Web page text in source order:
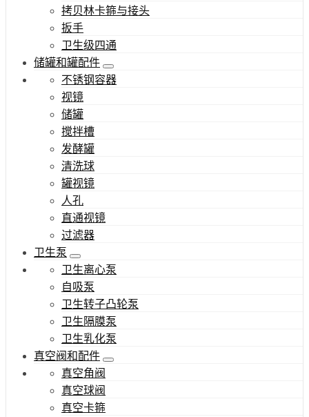
拷贝林卡箍与接头
扳手
卫生级四通
储罐和罐配件
不锈钢容器
视镜
储罐
搅拌槽
发酵罐
清洗球
罐视镜
人孔
直通视镜
过滤器
卫生泵
卫生离心泵
自吸泵
卫生转子凸轮泵
卫生隔膜泵
卫生乳化泵
真空阀和配件
真空角阀
真空球阀
真空卡箍